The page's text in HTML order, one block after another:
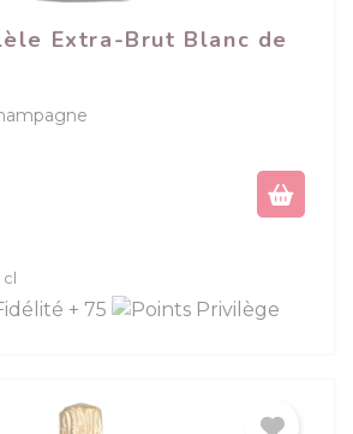
Extra-Brut Blanc de
cl
+ 75